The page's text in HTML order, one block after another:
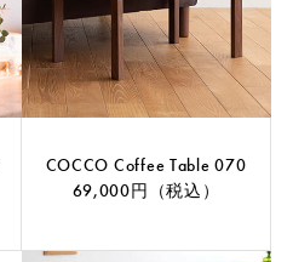
COCCO Coffee Table 070
69,000円（税込）